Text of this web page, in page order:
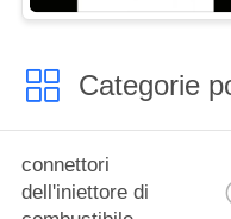
Categorie
connettori
dell'iniettore di